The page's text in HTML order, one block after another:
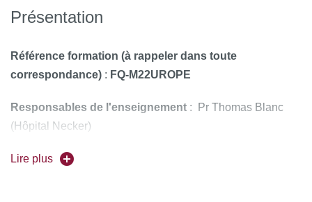
Présentation
Référence formation (à rappeler dans toute
correspondance) : FQ-M22UROPE
Responsables de l'enseignement : Pr Thomas Blanc
(Hôpital Necker)
Forme de l'enseignement
Lire plus